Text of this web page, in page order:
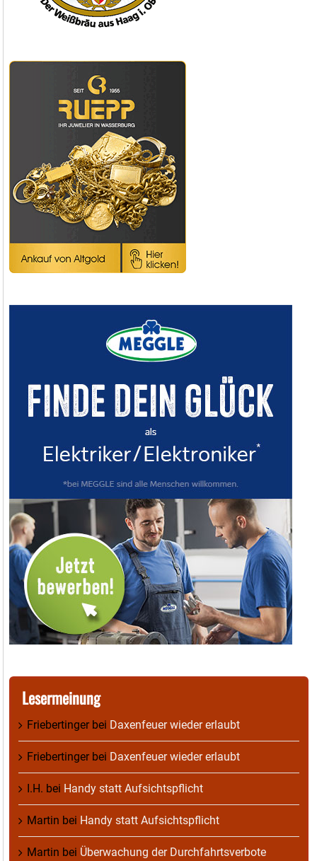
Lesermeinung
Friebertingerbei Daxenfeuer wieder erlaubt
Friebertingerbei Daxenfeuer wieder erlaubt
I.H. bei Handy statt Aufsichtspflicht
Martin bei Handy statt Aufsichtspflicht
Martin bei Überwachung der Durchfahrtsverbote